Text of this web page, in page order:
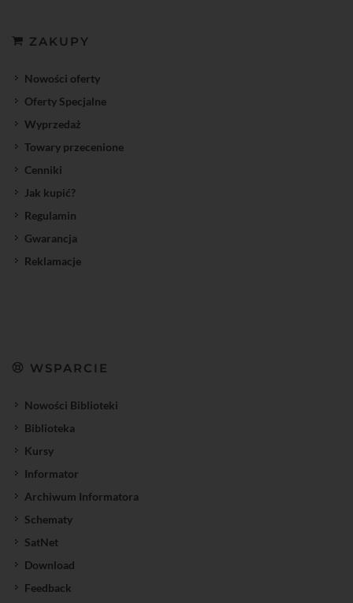
ZAKUPY
Nowości oferty
Oferty Specjalne
Wyprzedaż
Towary przecenione
Cenniki
Jak kupić?
Regulamin
Gwarancja
Reklamacje
WSPARCIE
Nowości Biblioteki
Biblioteka
Kursy
Informator
Archiwum Informatora
Schematy
SatNet
Download
Feedback